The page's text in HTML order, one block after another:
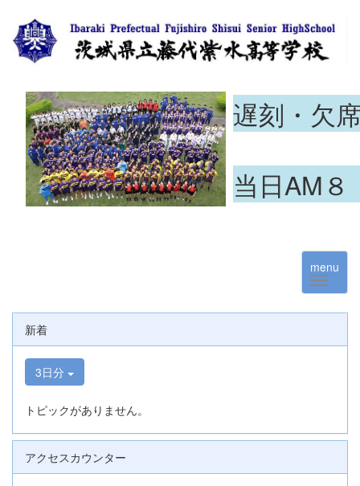
遅刻・欠
当日AM
menu
新着
3日分
トピックがありません。
アクセスカウンター